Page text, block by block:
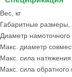
Вес, кг
Габаритные
Диаметр
Макс. диаметр
Макс. сила
Макс. сила обратного